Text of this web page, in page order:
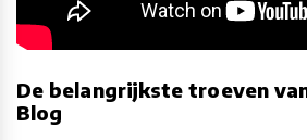
De belangrijkste troeven
Blog